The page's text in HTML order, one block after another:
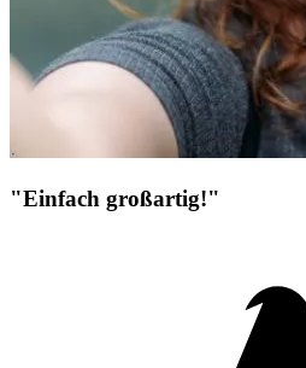
"Einfach großartig!"